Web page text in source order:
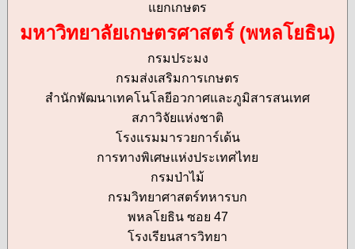
แยกเกษตร
มหาวิทยาลัยเกษตรศาสตร์ (พหลโยธิน)
กรมประมง
กรมส่งเสริมการเกษตร
สำนักพัฒนาเทคโนโลยีอวกาศและภูมิสารสนเทศ
สภาวิจัยแห่งชาติ
โรงแรมมารวยการ์เด้น
การทางพิเศษแห่งประเทศไทย
กรมป่าไม้
กรมวิทยาศาสตร์ทหารบก
พหลโยธิน ซอย 47
โรงเรียนสารวิทยา